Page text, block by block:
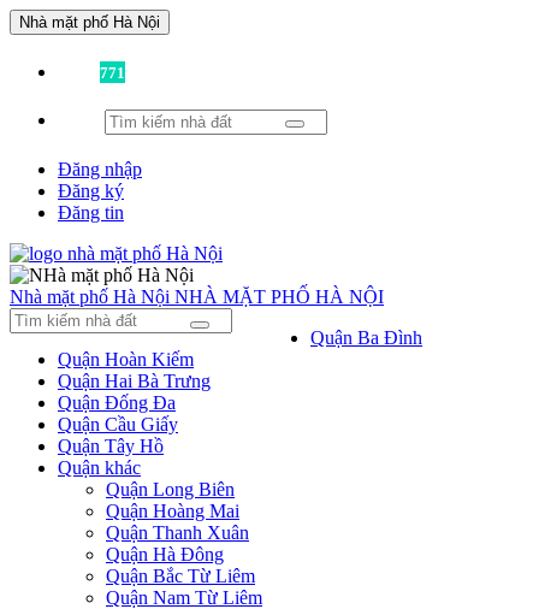
Nhà mặt phố Hà Nội
771
Đăng nhập
Đăng ký
Đăng tin
Nhà mặt phố Hà Nội NHÀ MẶT PHỐ HÀ NỘI
Quận Ba Đình
Quận Hoàn Kiếm
Quận Hai Bà Trưng
Quận Đống Đa
Quận Cầu Giấy
Quận Tây Hồ
Quận khác
Quận Long Biên
Quận Hoàng Mai
Quận Thanh Xuân
Quận Hà Đông
Quận Bắc Từ Liêm
Quận Nam Từ Liêm